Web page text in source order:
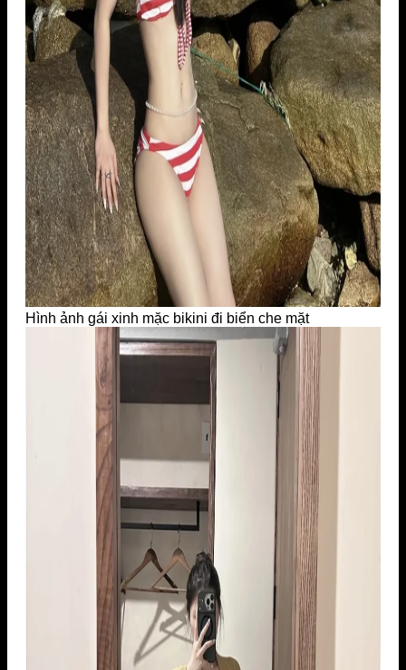
Hình ảnh gái xinh mặc bikini đi biển che mặt